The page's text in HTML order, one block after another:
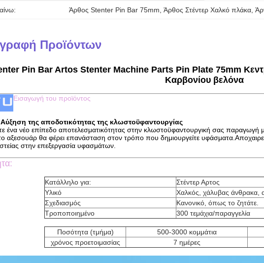
Άρθος Stenter Pin Bar 75mm , Άρθος Στέντερ Χαλκό πλάκα ,
Προϊόντων
Pin Bar Artos Stenter Machine Parts Pin Plate 75mm
Καρβονίου βελόνα
Εισαγωγή του προϊόντος
της αποδοτικότητας της κλωστοϋφαντουργίας
ένα νέο επίπεδο αποτελεσματικότητας στην κλωστοϋφαντουργική σας παραγωγή
αξεσουάρ θα φέρει επανάσταση στον τρόπο που δημιουργείτε
στην επεξεργασία υφασμάτων.
Κατάλληλο για:
Στέντερ Αρτος
Υλικό
Χαλκός, χάλυβας άνθρακα,
Σχεδιασμός
Κανονικό, όπως το ζητάτε.
Τροποποιημένο
300 τεμάχια/παραγγελία
Ποσότητα (τμήμα) 500-3000 κομμάτια
χρόνος προετοιμασίας
7 ημέρες